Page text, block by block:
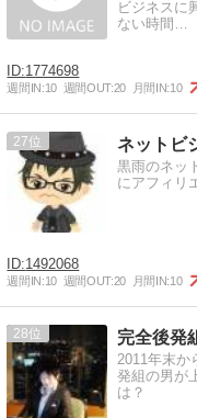
ビジネスに
ない時間…
1774698
週間IN:10 週間OUT:20 月間IN:10
27 ネットビ
黒雨のネッ
にアフィリ
1492068
週間IN:10 週間OUT:20 月間IN:10
28 完全後発
2011年末か
発組の男が
は？